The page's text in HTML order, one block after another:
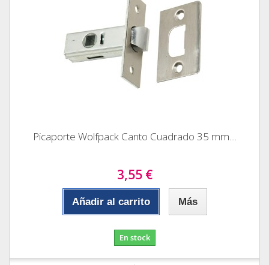
Picaporte Wolfpack Canto Cuadrado 35 mm....
3,55 €
Añadir al carrito Más
En stock